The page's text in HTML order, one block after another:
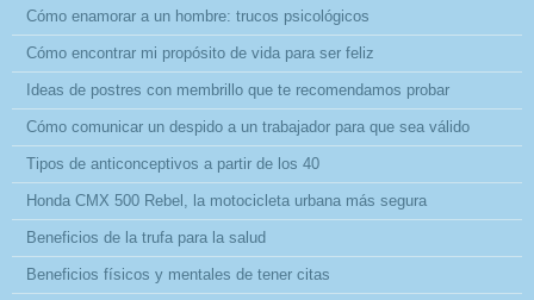
Cómo enamorar a un hombre: trucos psicológicos
Cómo encontrar mi propósito de vida para ser feliz
Ideas de postres con membrillo que te recomendamos probar
Cómo comunicar un despido a un trabajador para que sea válido
Tipos de anticonceptivos a partir de los 40
Honda CMX 500 Rebel, la motocicleta urbana más segura
Beneficios de la trufa para la salud
Beneficios físicos y mentales de tener citas